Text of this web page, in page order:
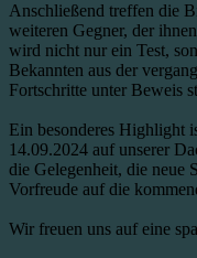
Anschließend treffen die
weiteren Gegner, der
wird nicht nur ein Test,
Bekannten aus der
Fortschritte unter Beweis
Ein besonderes Highlight
14.09.2024 auf unserer
die Gelegenheit, die neue
Vorfreude auf die
Wir freuen uns auf eine